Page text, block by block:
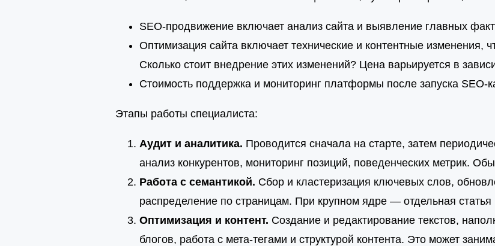
SEO-продвижение включает анализ сайта и выявление главных
Оптимизация сайта включает технические и контентные изменения,
Сколько стоит внедрение этих изменений? Цена варьируется в
Стоимость поддержка и мониторинг платформы после запуска SEO-
Этапы работы специалиста:
Аудит и аналитика. Проводится сначала на старте, затем
анализ конкурентов, мониторинг позиций, поведенческих метрик.
Работа с семантикой. Сбор и кластеризация ключевых слов,
распределение по страницам. При крупном ядре — отдельная статья
Оптимизация и контент. Создание и редактирование текстов,
блогов, работа с мета-тегами и структурой контента. Это может